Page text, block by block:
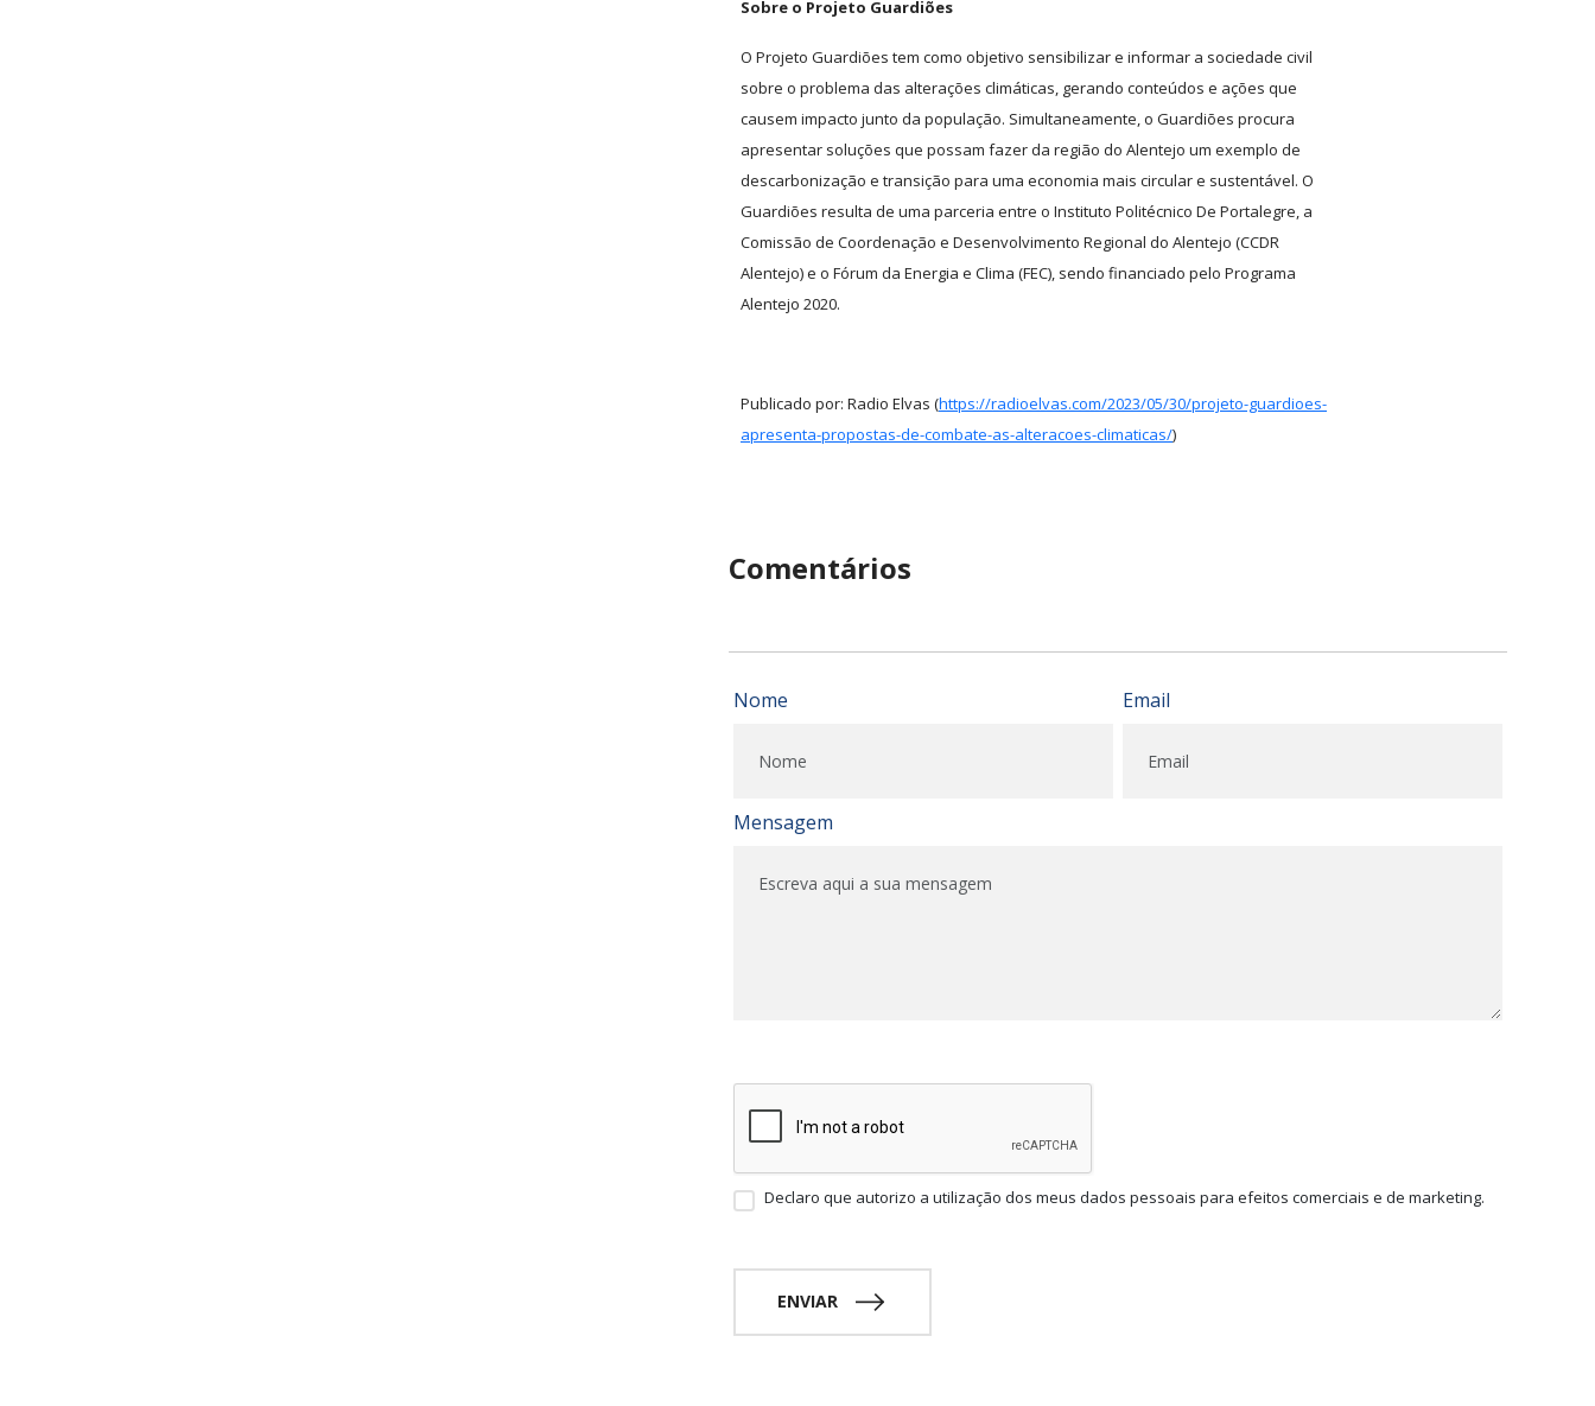
Sobre o Projeto Guardiões
O Projeto Guardiões tem como objetivo sensibilizar e informar a sociedade civil
sobre o problema das alterações climáticas, gerando conteúdos e ações que
causem impacto junto da população. Simultaneamente, o Guardiões procura
apresentar soluções que possam fazer da região do Alentejo um exemplo de
descarbonização e transição para uma economia mais circular e sustentável. O
Guardiões resulta de uma parceria entre o Instituto Politécnico De Portalegre, a
Comissão de Coordenação e Desenvolvimento Regional do Alentejo (CCDR
Alentejo) e o Fórum da Energia e Clima (FEC), sendo financiado pelo Programa
Alentejo 2020.
Publicado por: Radio Elvas (https://radioelvas.com/2023/05/30/projeto-guardioes-
apresenta-propostas-de-combate-as-alteracoes-climaticas/)
Comentários
Nome Email
Mensagem
Declaro que autorizo a utilização dos meus dados pessoais para efeitos comerciais e de marketing.
ENVIAR